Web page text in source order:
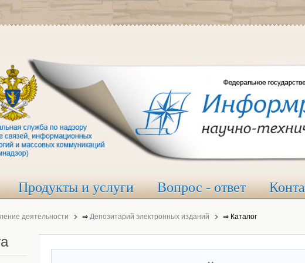
Продукты и услуги Вопрос - ответ
деятельности ⇒ Депозитарий электронных изданий ⇒ Каталог